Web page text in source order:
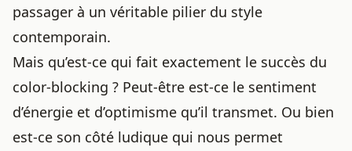
passager à un véritable pilier du style
contemporain.
Mais qu’est-ce qui fait exactement le succès du
color-blocking ? Peut-être est-ce le sentiment
d’énergie et d’optimisme qu’il transmet. Ou bien
est-ce son côté ludique qui nous permet